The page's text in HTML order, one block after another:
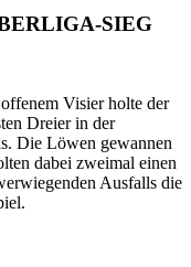
SIEG
Visier holte der
Dreier in der
Die Löwen gewannen
dabei zweimal einen
Ausfalls die